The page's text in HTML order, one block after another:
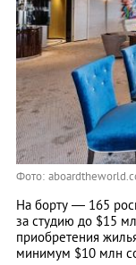
Фото:
На борту — 165
за студию до $15
приобретения
минимум $10 млн